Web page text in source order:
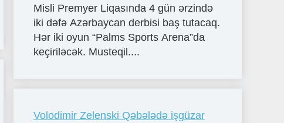
Misli Premyer Liqasında 4 gün ərzində
iki dəfə Azərbaycan derbisi baş tutacaq.
Hər iki oyun “Palms Sports Arena”da
keçiriləcək. Musteqil....
Volodimir Zelenski Qəbələdə işgüzar